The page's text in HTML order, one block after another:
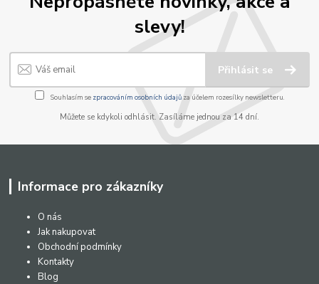
slevy!
Přihlásit se
Souhlasím se zpracováním osobních údajůza účelem rozesílky newsletteru.
Můžete se kdykoli odhlásit. Zasíláme jednou za 14 dní.
Informace pro zákazníky
O nás
Jak nakupovat
Obchodní podmínky
Kontakty
Blog